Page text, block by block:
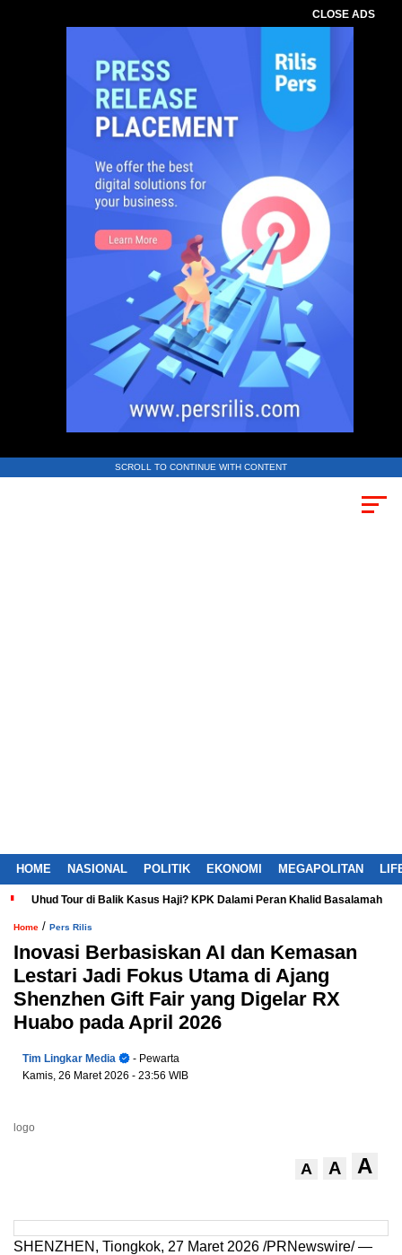
CLOSE ADS
SCROLL TO CONTINUE WITH CONTENT
HOME NASIONAL POLITIK EKONOMI MEGAPOLITAN
Uhud Tour di Balik Kasus Haji? KPK Dalami Peran Khalid Basalamah
Home / Pers Rilis
Inovasi Berbasiskan AI dan Kemasan
Lestari Jadi Fokus Utama di Ajang
Shenzhen Gift Fair yang Digelar RX
Huabo pada April 2026
Tim Lingkar Media
- Pewarta
Kamis, 26 Maret 2026 - 23:56 WIB
logo
A A A
SHENZHEN, Tiongkok, 27 Maret 2026 /PRNewswire/ —